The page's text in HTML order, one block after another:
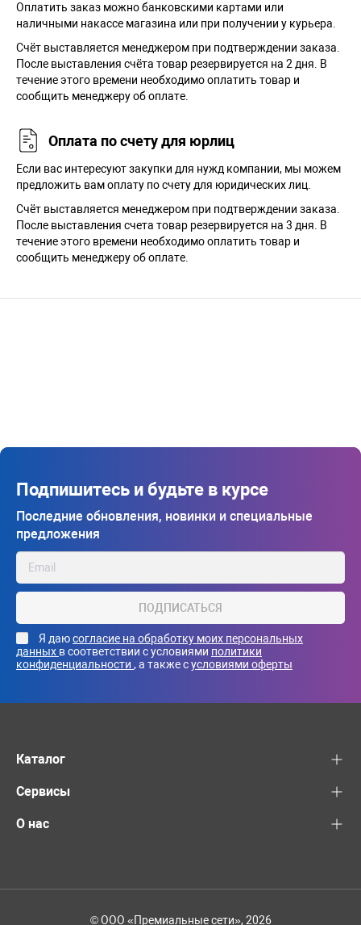
Оплатить заказ можно банковскими картами или
наличными накассе магазина или при получении у курьера.
Cчёт выставляется менеджером при подтверждении заказа.
После выставления счёта товар резервируется на 2 дня. В
течение этого времени необходимо оплатить товар и
сообщить менеджеру об оплате.
Оплата по счету для юрлиц
Если вас интересуют закупки для нужд компании, мы можем
предложить вам оплату по счету для юридических лиц.
Счёт выставляется менеджером при подтверждении заказа.
После выставления счета товар резервируется на 3 дня. В
течение этого времени необходимо оплатить товар и
сообщить менеджеру об оплате.
Подпишитесь и будьте в курсе
Последние обновления, новинки и специальные
предложения
ПОДПИСАТЬСЯ
Я даюсогласие на обработку моих персональных
данных в соответствии с условиями политики
конфиденциальности , а также сусловиями оферты
Каталог
Сервисы
О нас
© ООО «Премиальные сети», 2026